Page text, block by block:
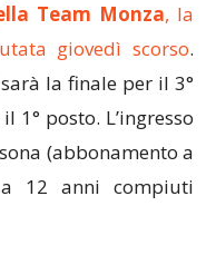
Team Monza, la
giovedì scorso.
la finale per il 3°
1° posto. L’ingresso
(abbonamento a
12 anni compiuti